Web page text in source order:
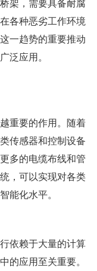
架，需要具备耐腐
各种恶劣工作环境
一趋势的重要推动
泛应用。
重要的作用。随着
传感器和控制设备
多的电缆布线和管
，可以实现对各类
能化水平。
依赖于大量的计算
的应用至关重要。